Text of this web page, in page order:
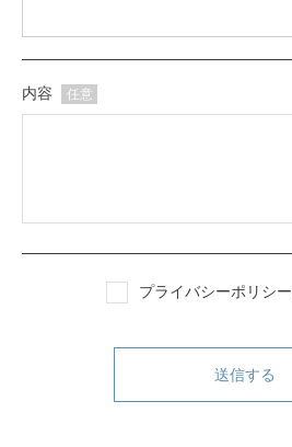
内容 任意
プライバシーポリシー